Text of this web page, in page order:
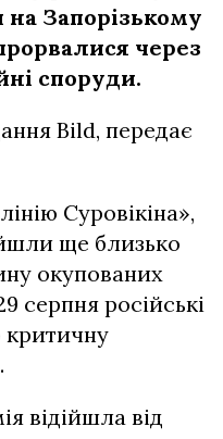
на Запорізькому
через
споруди.
Bild, передає
Суровікіна»,
ще близько
окупованих
серпня російські
критичну
відійшла від